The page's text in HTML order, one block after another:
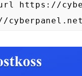
https://